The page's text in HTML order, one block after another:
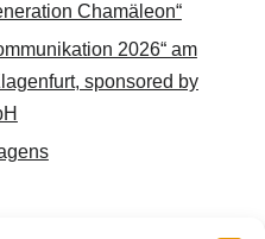
Chamäleon“
2026“ am
sponsored by